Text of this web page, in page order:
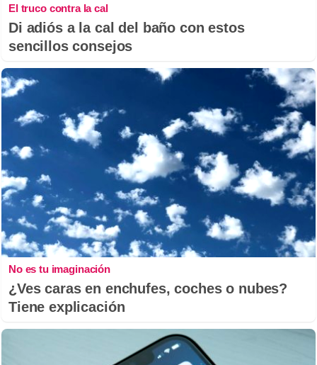
El truco contra la cal
Di adiós a la cal del baño con estos
sencillos consejos
No es tu imaginación
¿Ves caras en enchufes, coches o nubes?
Tiene explicación